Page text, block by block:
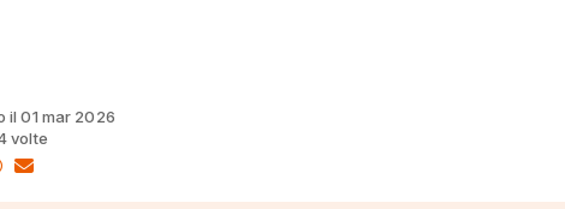
il 01 mar 2026
volte